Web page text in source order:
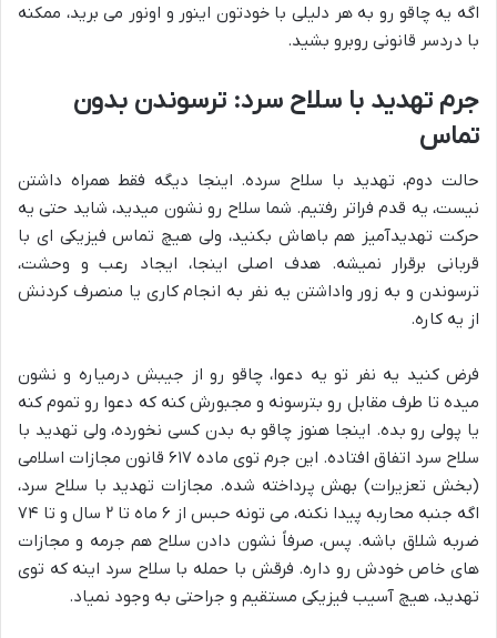
اگه یه چاقو رو به هر دلیلی با خودتون اینور و اونور می برید، ممکنه
با دردسر قانونی روبرو بشید.
جرم تهدید با سلاح سرد: ترسوندن بدون
تماس
حالت دوم، تهدید با سلاح سرده. اینجا دیگه فقط همراه داشتن
نیست، یه قدم فراتر رفتیم. شما سلاح رو نشون میدید، شاید حتی یه
حرکت تهدیدآمیز هم باهاش بکنید، ولی هیچ تماس فیزیکی ای با
قربانی برقرار نمیشه. هدف اصلی اینجا، ایجاد رعب و وحشت،
ترسوندن و به زور واداشتن یه نفر به انجام کاری یا منصرف کردنش
از یه کاره.
فرض کنید یه نفر تو یه دعوا، چاقو رو از جیبش درمیاره و نشون
میده تا طرف مقابل رو بترسونه و مجبورش کنه که دعوا رو تموم کنه
یا پولی رو بده. اینجا هنوز چاقو به بدن کسی نخورده، ولی تهدید با
سلاح سرد اتفاق افتاده. این جرم توی ماده ۶۱۷ قانون مجازات اسلامی
(بخش تعزیرات) بهش پرداخته شده. مجازات تهدید با سلاح سرد،
اگه جنبه محاربه پیدا نکنه، می تونه حبس از ۶ ماه تا ۲ سال و تا ۷۴
ضربه شلاق باشه. پس، صرفاً نشون دادن سلاح هم جرمه و مجازات
های خاص خودش رو داره. فرقش با حمله با سلاح سرد اینه که توی
تهدید، هیچ آسیب فیزیکی مستقیم و جراحتی به وجود نمیاد.